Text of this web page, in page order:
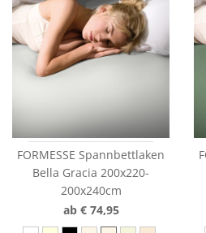
FORMESSE Spannbettlaken
Bella Gracia 200x220-
200x240cm
ab € 74,95